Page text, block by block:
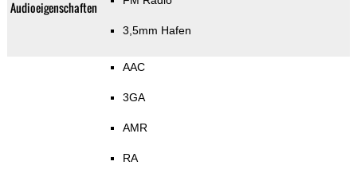
Audioeigenschaften
3,5mm Hafen
AAC
3GA
AMR
RA